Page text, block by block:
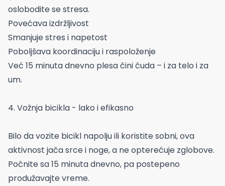
oslobodite se stresa.
Povećava izdržljivost
Smanjuje stres i napetost
Poboljšava koordinaciju i raspoloženje
Već 15 minuta dnevno plesa čini čuda – i za telo i za
um.
4. Vožnja bicikla - lako i efikasno
Bilo da vozite bicikl napolju ili koristite sobni, ova
aktivnost jača srce i noge, a ne opterećuje zglobove.
Počnite sa 15 minuta dnevno, pa postepeno
produžavajte vreme.